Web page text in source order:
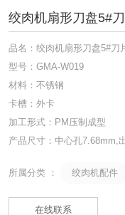
绞肉机扇形刀盘5#
品名：绞肉机扇形刀盘5#刀
型号：GMA-W019
材料：不锈钢
卡槽：外卡
加工形式：PM压制成型
产品尺寸：中心孔7.68mm,
所属分类 ： 绞肉机配件
在线联系